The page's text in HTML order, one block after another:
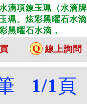
滴項鍊玉珮（水滴牌
珮、炫彩黑曜石水滴
黑曜石水滴，
化訂做各種炫彩黑曜
珮項鍊。★東方翡翠
線上詢問
1/1頁